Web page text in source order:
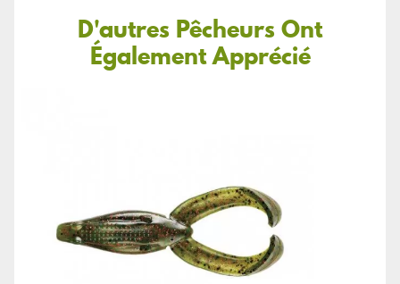
D'autres Pêcheurs Ont
Également Apprécié